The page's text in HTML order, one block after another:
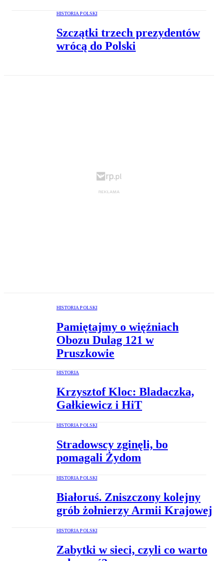
HISTORIA POLSKI
Szczątki trzech prezydentów
wrócą do Polski
HISTORIA POLSKI
Pamiętajmy o więźniach
Obozu Dulag 121 w
Pruszkowie
HISTORIA
Krzysztof Kloc: Bladaczka,
Gałkiewicz i HiT
HISTORIA POLSKI
Stradowscy zginęli, bo
pomagali Żydom
HISTORIA POLSKI
Białoruś. Zniszczony kolejny
grób żołnierzy Armii Krajowej
HISTORIA POLSKI
Zabytki w sieci, czyli co warto